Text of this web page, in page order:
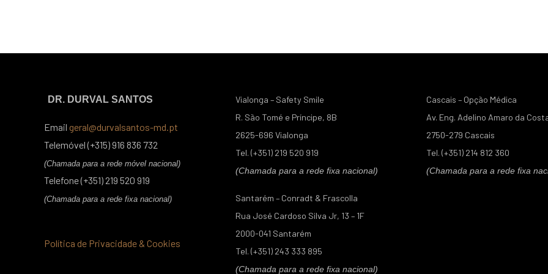
DR. DURVAL SANTOS
Email geral@durvalsantos-md.pt
Telemóvel (+315) 916 836 732
(Chamada para a rede móvel nacional)
Telefone (+351) 219 520 919
(Chamada para a rede fixa nacional)
Política de Privacidade & Cookies
Vialonga – Safety Smile
R. São Tomé e Príncipe, 8B
2625-696 Vialonga
Tel. (+351) 219 520 919
(Chamada para a rede fixa nacional)
Santarém – Conradt & Frascolla
Rua José Cardoso Silva Jr, 13 – 1F
2000-041 Santarém
Tel. (+351) 243 333 895
(Chamada para a rede fixa nacional)
Cascais – Opção Médica
Av. Eng. Adelino Amaro da
2750-279 Cascais
Tel. (+351) 214 812 360
(Chamada para a rede fixa